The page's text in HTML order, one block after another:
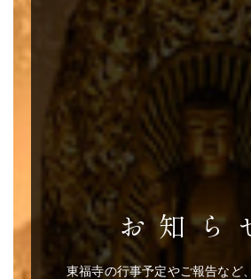
お知ら
東福寺の行事予定やご報告など